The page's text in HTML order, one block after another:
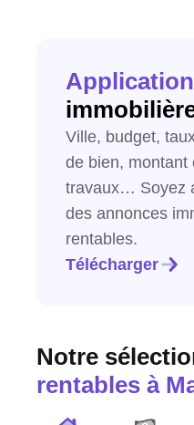
Application
Ville, budget,
de bien, montant
travaux… Soyez
des annonces
rentables.
Télécharger
Notre
rentables à